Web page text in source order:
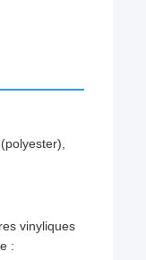
vinyliques
: